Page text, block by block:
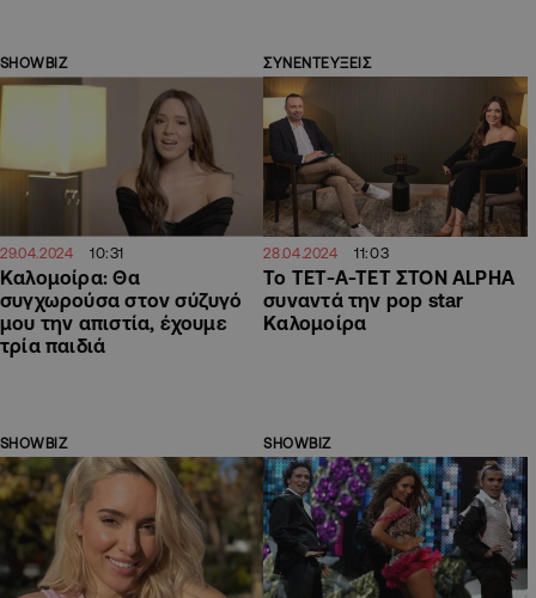
SHOWBIZ
29.04.2024 10:31
Καλομοίρα: Θα
συγχωρούσα στον σύζυγό
μου την απιστία, έχουμε
τρία παιδιά
ΣΥΝΕΝΤΕΥΞΕΙΣ
28.04.2024 11:03
Το ΤΕΤ-Α-ΤΕΤ ΣΤΟΝ ALPHA
συναντά την pop star
Καλομοίρα
SHOWBIZ SHOWBIZ